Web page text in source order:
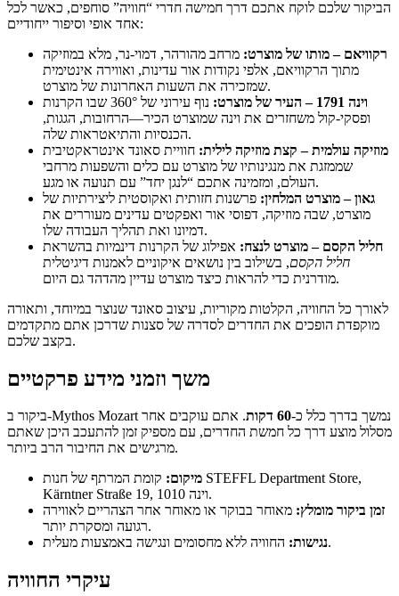
הביקור שלכם לוקח אתכם דרך חמישה חדרי “חוויה” סוחפים, כאשר לכל
אחד אופי וסיפור ייחודיים:
רקוויאם – מותו של מוצרט: מרחב מהורהר, דמוי-נר, מלא במוזיקה
מתוך הרקוויאם, אלפי נקודות אור עדינות, ואווירה אינטימית
שמזכירה את השעות האחרונות של מוצרט.
וינה 1791 – העיר של מוצרט:
נוף עירוני של 360° שבו הקרנות
ופסקי-קול משחזרים את וינה שמוצרט הכיר—הרחובות, הגגות,
הכנסיות והתיאטראות שלה.
מוזיקה עולמית – קצת מוזיקה לילית: חוויית סאונד אינטראקטיבית
שממזגת את מנגינותיו של מוצרט עם כלים והשפעות מרחבי
העולם, ומזמינה אתכם “לנגן יחד” עם תנועה או מגע.
גאון – מוצרט המלחין: פרשנות חזותית ואקוסטית ליצירתיות של
מוצרט, שבה מוזיקה, דפוסי אור ואפקטים עדינים מעוררים את
דמיונו ואת תהליך העבודה שלו.
חליל הקסם – מוצרט לנצח: אפילוג של הקרנות דינמיות בהשראת
חליל הקסם, בשילוב בין נושאים איקוניים לאמנות דיגיטלית
מודרנית כדי להראות כיצד מוצרט עדיין מהדהד גם היום.
לאורך כל החוויה, הקלטות מקוריות, עיצוב סאונד שנוצר במיוחד, ותאורה
מוקפדת הופכים את החדרים לסדרה של סצנות שדרכן אתם מתקדמים
בקצב שלכם.
משך וזמני מידע פרקטיים
ביקור ב-Mythos Mozart נמשך בדרך כלל כ-60 דקות
. אתם עוקבים אחר
מסלול מוצע דרך כל חמשת החדרים, עם מספיק זמן להתעכב היכן שאתם
מרגישים את החיבור הרב ביותר.
מיקום: קומת המרתף של חנות STEFFL Department Store,
Kärntner Straße 19, 1010 וינה.
זמן ביקור מומלץ: מאוחר בבוקר או מאוחר אחר הצהריים לאווירה
רגועה ומסקרת יותר.
נגישות:החוויה ללא מחסומים ונגישה באמצעות מעלית.
עיקרי החוויה